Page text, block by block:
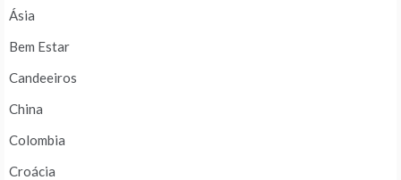
Ásia
Bem Estar
Candeeiros
China
Colombia
Croácia